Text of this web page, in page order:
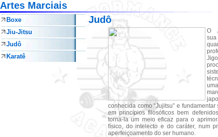
Artes Marciais
Boxe
Jiu-Jitsu
Judô
Karatê
Judô
O
conhecida como “Jujitsu” e fundamentar
em princípios filosóficos bem
torna-la um meio eficaz para o
físico, do intelecto e do caráter, num
aperfeiçoamento do ser humano.